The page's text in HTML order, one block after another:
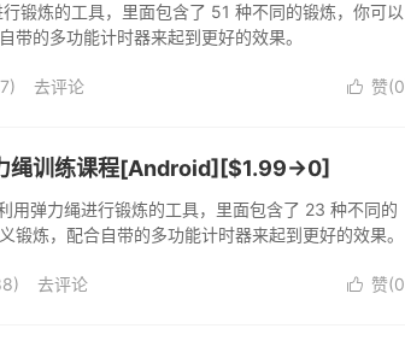
锻炼的工具，里面包含了 51 种不同的锻炼，你可以
带的多功能计时器来起到更好的效果。
 赞(0
去评论
绳训练课程[Android][$1.99→0]
用弹力绳进行锻炼的工具，里面包含了 23 种不同的
锻炼，配合自带的多功能计时器来起到更好的效果。
 赞(0
去评论